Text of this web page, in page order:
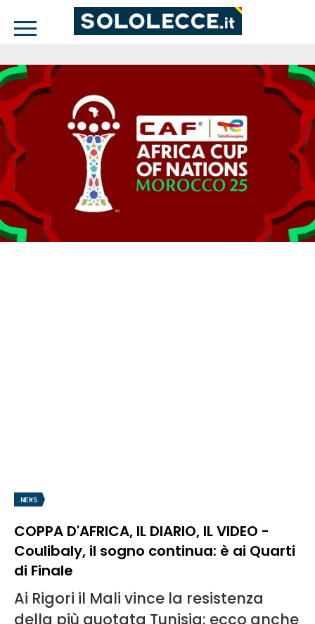
NEWS
COPPA D'AFRICA, IL DIARIO, IL VIDEO -
Coulibaly, il sogno continua: è ai Quarti
di Finale
Ai Rigori il Mali vince la resistenza
della più quotata Tunisia: ecco anche